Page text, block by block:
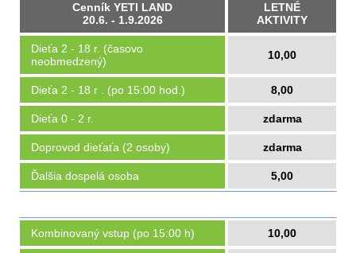
Cenník YETI LAND
20.6. - 1.9.2026
LETNÉ
AKTIVITY
Dieťa 2 - 18 r. (časovo
neobmedzený)
10,00
Dieťa 2 - 18 r . (po 15:00 hod.) 8,00
Dieťa 0 - 2 r. zdarma
Doprovod dieťaťa (2 osoby) zdarma
Ďalšia dospelá osoba 5,00
Kombinovaný vstup (po 15:00 h) 10,00